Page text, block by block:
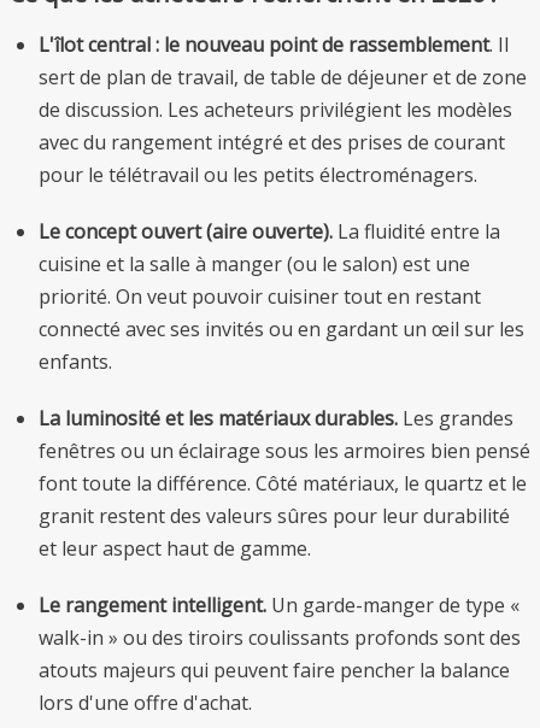
L'îlot central : le nouveau point de rassemblement. Il
sert de plan de travail, de table de déjeuner et de zone
de discussion. Les acheteurs privilégient les modèles
avec du rangement intégré et des prises de courant
pour le télétravail ou les petits électroménagers.
Le concept ouvert (aire ouverte). La fluidité entre la
cuisine et la salle à manger (ou le salon) est une
priorité. On veut pouvoir cuisiner tout en restant
connecté avec ses invités ou en gardant un œil sur les
enfants.
La luminosité et les matériaux durables. Les grandes
fenêtres ou un éclairage sous les armoires bien pensé
font toute la différence. Côté matériaux, le quartz et le
granit restent des valeurs sûres pour leur durabilité
et leur aspect haut de gamme.
Le rangement intelligent. Un garde-manger de type «
walk-in » ou des tiroirs coulissants profonds sont des
atouts majeurs qui peuvent faire pencher la balance
lors d'une offre d'achat.